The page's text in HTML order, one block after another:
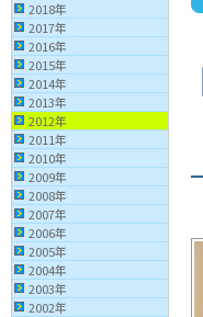
2018年
2017年
2016年
2015年
2014年
2013年
2012年
2011年
2010年
2009年
2008年
2007年
2006年
2005年
2004年
2003年
2002年